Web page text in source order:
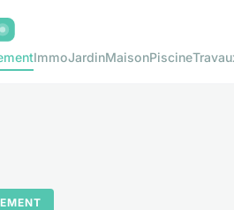
ImmoJardinMaisonPiscine